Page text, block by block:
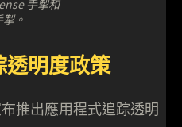
手掣和
。
透明度政策
推出應用程式追踪透明